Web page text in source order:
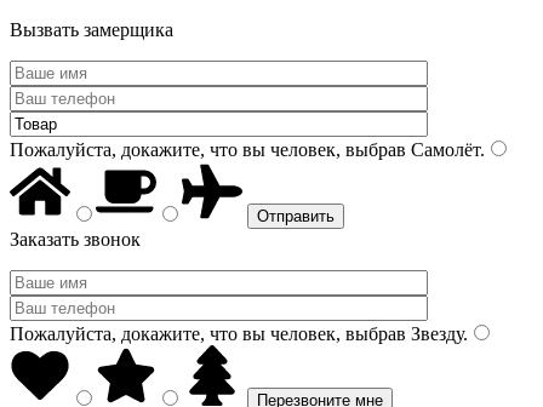
Вызвать замерщика
Пожалуйста, докажите, что вы человек, выбрав Самолёт.
Заказать звонок
Пожалуйста, докажите, что вы человек, выбрав Звезду.